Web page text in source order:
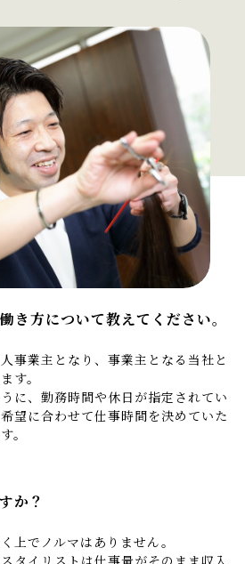
き方について教えてください。
事業主となり、事業主となる当社と
す。
に、勤務時間や休日が指定されてい
望に合わせて仕事時間を決めていた
。
か？
上でノルマはありません。
タイリストは仕事量がそのまま収入